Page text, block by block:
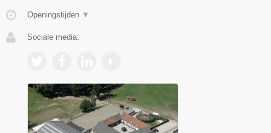
Openingstijden ▼
Sociale media: